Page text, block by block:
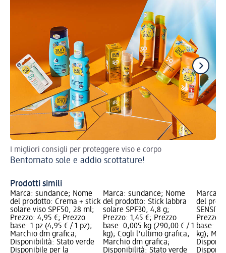
I migliori consigli per proteggere viso e corpo
Bentornato sole e addio scottature!
Prodotti simili
Marca: sundance; Nome
del prodotto: Crema + stick
solare viso SPF50, 28 ml;
Prezzo: 4,95 €; Prezzo
base: 1 pz (4,95 € / 1 pz);
Marchio dm grafica;
Disponibilità: Stato verde
Disponibile per la
Marca: sundance; Nome
del prodotto: Stick labbra
solare SPF30, 4,8 g;
Prezzo: 1,45 €; Prezzo
base: 0,005 kg (290,00 € / 1
kg); Cogli l'ultimo grafica,
Marchio dm grafica;
Disponibilità: Stato verde
Marca:
del
Prezzo:
base:
kg);